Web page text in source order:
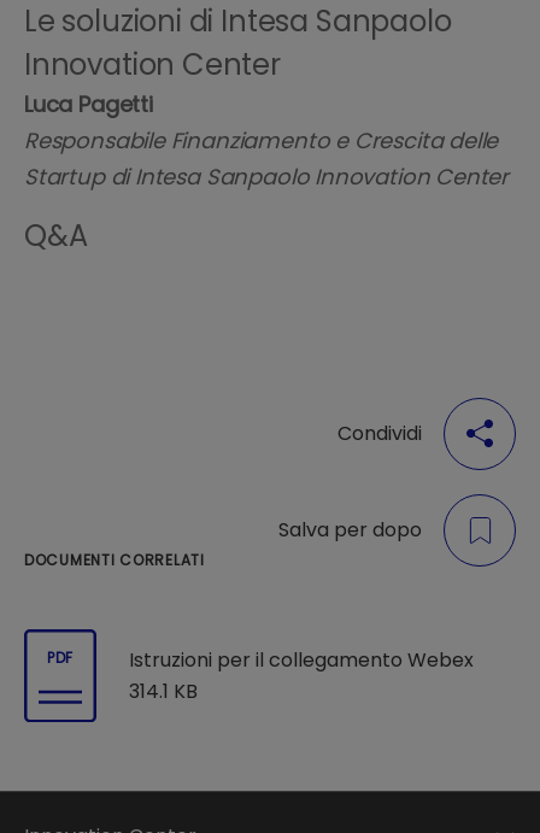
Le soluzioni di Intesa Sanpaolo
Innovation Center
Luca Pagetti
Responsabile Finanziamento e Crescita delle
Startup di Intesa Sanpaolo Innovation Center
Q&A
Condividi
Salva per dopo
DOCUMENTI CORRELATI
PDF
Istruzioni per il collegamento Webex
314.1 KB